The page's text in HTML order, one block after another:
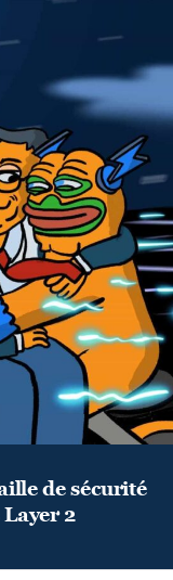
de sécurité
2